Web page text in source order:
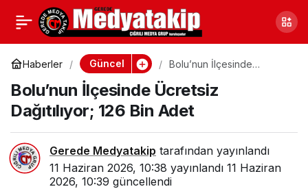
Haberler Güncel
Bolu’nun İlçesinde
Adet
Bolu’nun İlçesinde Ücretsiz
Dağıtılıyor; 126 Bin Adet
Gerede Medyatakip tarafından yayınlandı
11 Haziran 2026, 10:38 yayınlandı 11 Haziran
2026, 10:39 güncellendi
Tanju Özcan’a Nitelikli
Cinsel Saldırıdan
Soruşturma
Paylaş